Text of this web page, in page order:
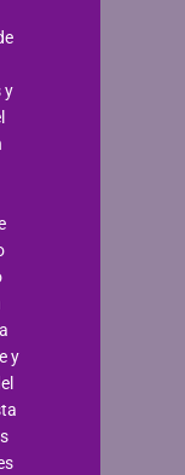
y
y